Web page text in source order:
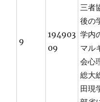
9
194903
09
三者
後の
学内
マル
会心
総大
田現